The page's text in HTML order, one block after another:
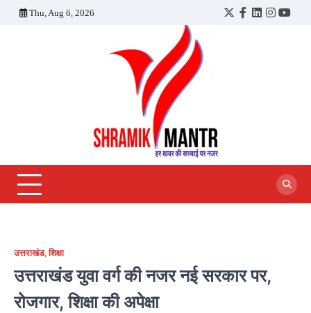
Thu, Aug 6, 2026
Twitter
Facebook
LinkedIn
उत्तराखंड,शिक्षा
उत्तराखंड युवा वर्ग की नजर नई सरकार पर,
रोजगार, शिक्षा की अपेक्षा